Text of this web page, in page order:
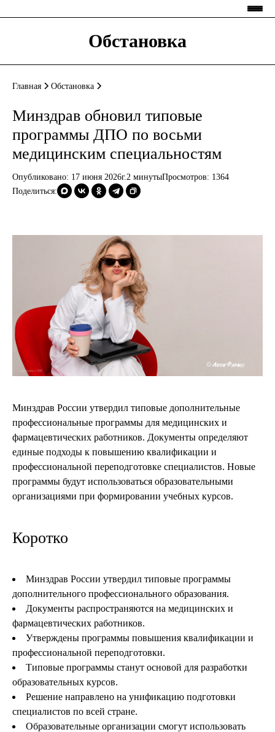
Обстановка
Главная Обстановка
Минздрав обновил типовые
программы ДПО по восьми
медицинским специальностям
Опубликовано: 17 июня 2026г.2 минутыПросмотров: 1364
Поделиться:
Минздрав России утвердил типовые дополнительные
профессиональные программы для медицинских и
фармацевтических работников. Документы определяют
единые подходы к повышению квалификации и
профессиональной переподготовке специалистов. Новые
программы будут использоваться образовательными
организациями при формировании учебных курсов.
Коротко
Минздрав России утвердил типовые программы
дополнительного профессионального образования.
Документы распространяются на медицинских и
фармацевтических работников.
Утверждены программы повышения квалификации и
профессиональной переподготовки.
Типовые программы станут основой для разработки
образовательных курсов.
Решение направлено на унификацию подготовки
специалистов по всей стране.
Образовательные организации смогут использовать